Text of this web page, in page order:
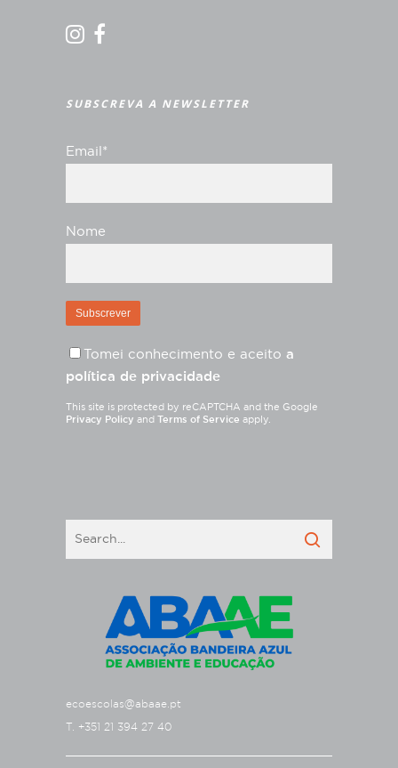
SUBSCREVA A NEWSLETTER
Email*
Nome
Tomei conhecimento e aceito a
política de privacidade
This site is protected by reCAPTCHA and the Google
Privacy Policy and Terms of Service apply.
ecoescolas@abaae.pt
T. +351 21 394 27 40